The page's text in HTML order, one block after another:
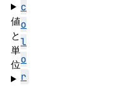
c
o
l
o
r
値
と
単
位